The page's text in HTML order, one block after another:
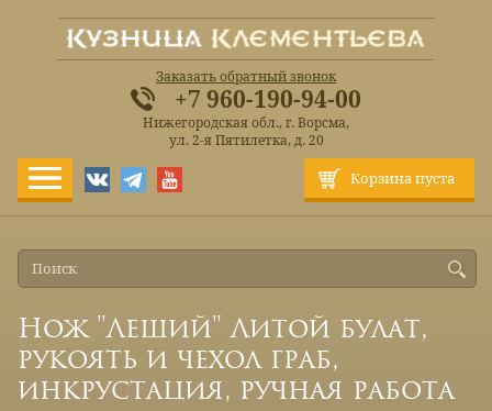
Корзина пуста
Заказать обратный звонок
+7 960-190-94-00
Нижегородская обл., г. Ворсма,
ул. 2-я Пятилетка, д. 20
Нож "Леший" Литой булат,
рукоять и чехол граб,
инкрустация, ручная работа